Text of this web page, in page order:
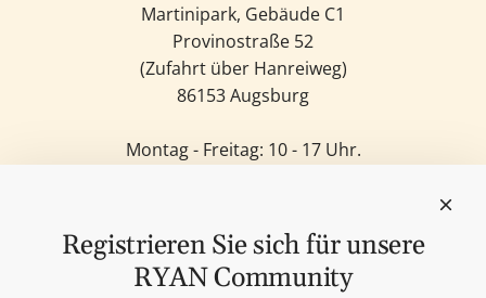
Martinipark, Gebäude C1
Provinostraße 52
(Zufahrt über Hanreiweg)
86153 Augsburg
Montag - Freitag: 10 - 17 Uhr.
Feinkost
Kerzen
Lifestyle & Deko
Registrieren Sie sich für unsere
RYAN Community